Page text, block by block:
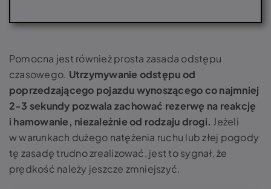
Pomocna jest również prosta zasada odstępu
czasowego. Utrzymywanie odstępu od
poprzedzającego pojazdu wynoszącego co najmniej
2-3 sekundy pozwala zachować rezerwę na reakcję
i hamowanie, niezależnie od rodzaju drogi. Jeżeli
w warunkach dużego natężenia ruchu lub złej pogody
tę zasadę trudno zrealizować, jest to sygnał, że
prędkość należy jeszcze zmniejszyć.